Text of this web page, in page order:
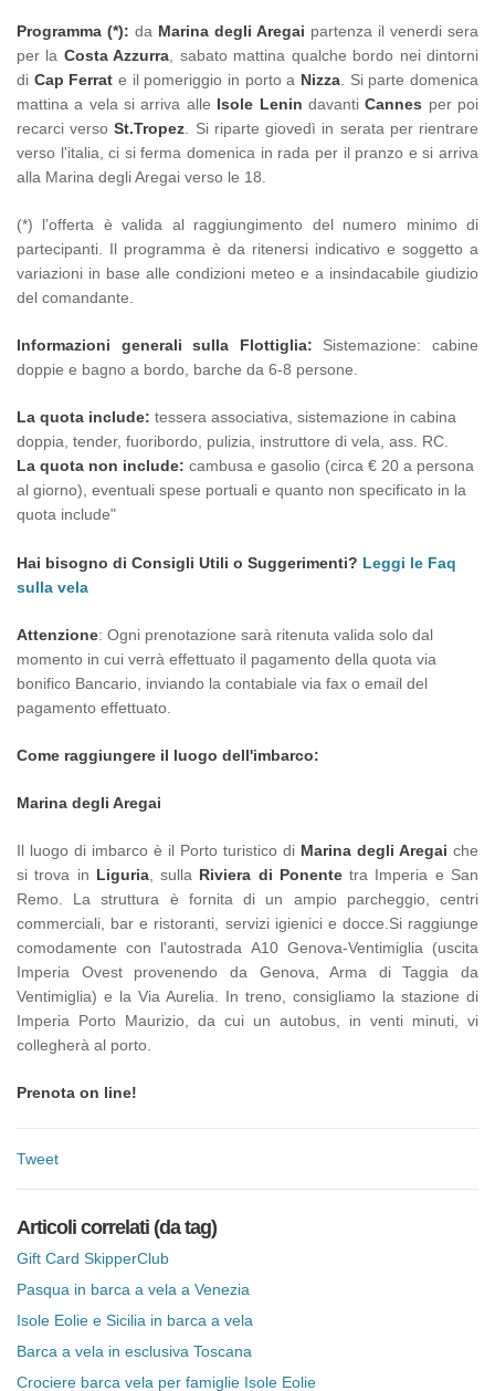
Programma (*): da Marina degli Aregai partenza il venerdi sera
per la Costa Azzurra , sabato mattina qualche bordo nei dintorni
di Cap Ferrat e il pomeriggio in porto a Nizza . Si parte domenica
mattina a vela si arriva alle Isole Lenin davantiCannes per poi
recarci versoSt.Tropez . Si riparte giovedì in serata per rientrare
verso l'italia, ci si ferma domenica in rada per il pranzo e si arriva
alla Marina degli Aregai verso le 18.
(*) l’offerta è valida al raggiungimento del numero minimo di
partecipanti. Il programma è da ritenersi indicativo e soggetto a
variazioni in base alle condizioni meteo e a insindacabile giudizio
del comandante.
Informazioni generali sulla Flottiglia: Sistemazione: cabine
doppie e bagno a bordo, barche da 6-8 persone.
La quota include: tessera associativa, sistemazione in cabina
doppia, tender, fuoribordo, pulizia, instruttore di vela, ass. RC.
La quota non include: cambusa e gasolio (circa € 20 a persona
al giorno), eventuali spese portuali e quanto non specificato in la
quota include"
Hai bisogno di Consigli Utili o Suggerimenti? Leggi le Faq
sulla vela
Attenzione: Ogni prenotazione sarà ritenuta valida solo dal
momento in cui verrà effettuato il pagamento della quota via
bonifico Bancario, inviando la contabiale via fax o email del
pagamento effettuato.
Come raggiungere il luogo dell'imbarco:
Marina degli Aregai
Il luogo di imbarco è il Porto turistico di Marina degli Aregai che
si trova in Liguria, sulla Riviera di Ponentetra Imperia e San
Remo. La struttura è fornita di un ampio parcheggio, centri
commerciali, bar e ristoranti, servizi igienici e docce.Si raggiunge
comodamente con l'autostrada A10 Genova-Ventimiglia (uscita
Imperia Ovest provenendo da Genova, Arma di Taggia da
Ventimiglia) e la Via Aurelia. In treno, consigliamo la stazione di
Imperia Porto Maurizio, da cui un autobus, in venti minuti, vi
collegherà al porto.
Prenota on line!
Tweet
Articoli correlati (da tag)
Gift Card SkipperClub
Pasqua in barca a vela a Venezia
Isole Eolie e Sicilia in barca a vela
Barca a vela in esclusiva Toscana
Crociere barca vela per famiglie Isole Eolie